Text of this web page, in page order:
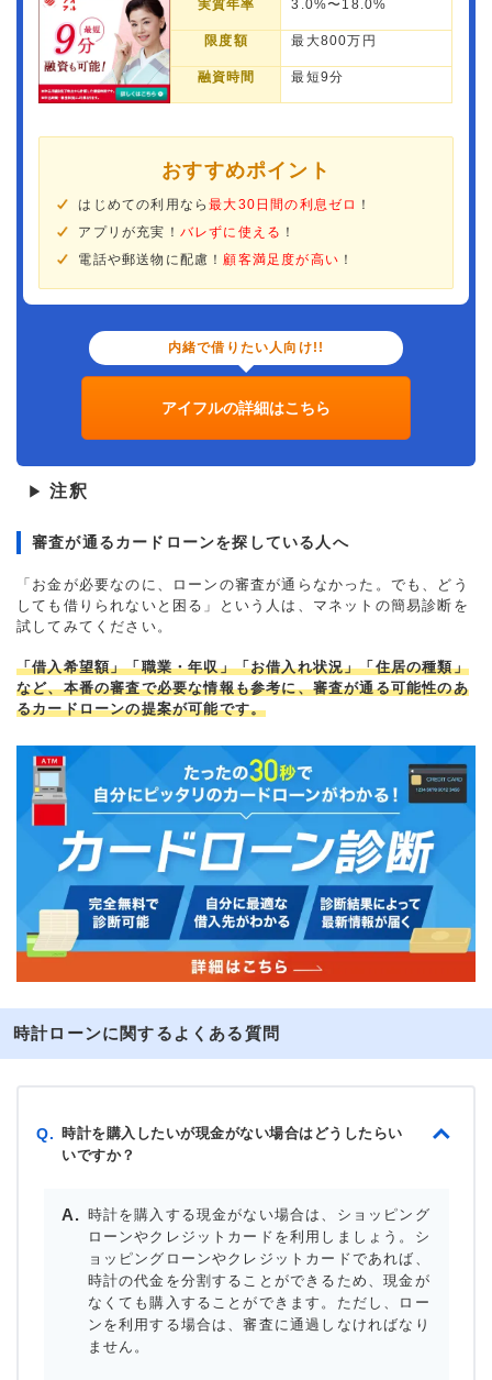
実質年率 3.0%〜18.0%
限度額 最大800万円
融資時間 最短9分
おすすめポイント
はじめての利用なら最大30日間の利息ゼロ ！
アプリが充実！ バレずに使える ！
電話や郵送物に配慮！ 顧客満足度が高い ！
内緒で借りたい人向け!!
アイフルの詳細はこちら
▶ 注釈
審査が通るカードローンを探している人へ
「お金が必要なのに、ローンの審査が通らなかった。でも、どう
しても借りられないと困る」という人は、マネットの簡易診断を
試してみてください。
「借入希望額」「職業・年収」「お借入れ状況」「住居の種類」
など、本番の審査で必要な情報も参考に、審査が通る可能性のあ
るカードローンの提案が可能です。
時計ローンに関するよくある質問
Q. 時計を購入したいが現金がない場合はどうしたらい
いですか？
時計を購入する現金がない場合は、ショッピング
ローンやクレジットカードを利用しましょう。シ
ョッピングローンやクレジットカードであれば、
時計の代金を分割することができるため、現金が
なくても購入することができます。ただし、ロー
ンを利用する場合は、審査に通過しなければなり
ません。